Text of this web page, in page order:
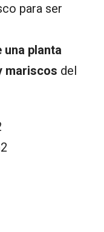
para ser
una planta
mariscos del